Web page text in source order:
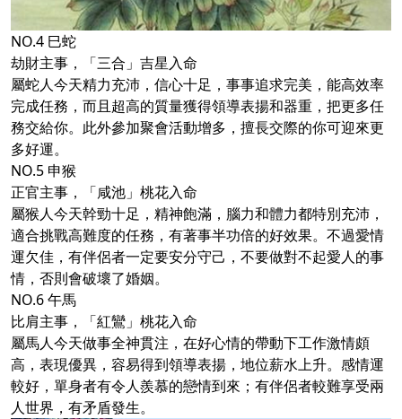
NO.4 巳蛇
劫財主事，「三合」吉星入命
屬蛇人今天精力充沛，信心十足，事事追求完美，能高效率
完成任務，而且超高的質量獲得領導表揚和器重，把更多任
務交給你。此外參加聚會活動增多，擅長交際的你可迎來更
多好運。
NO.5 申猴
正官主事，「咸池」桃花入命
屬猴人今天幹勁十足，精神飽滿，腦力和體力都特別充沛，
適合挑戰高難度的任務，有著事半功倍的好效果。不過愛情
運欠佳，有伴侶者一定要安分守己，不要做對不起愛人的事
情，否則會破壞了婚姻。
NO.6 午馬
比肩主事，「紅鸞」桃花入命
屬馬人今天做事全神貫注，在好心情的帶動下工作激情頗
高，表現優異，容易得到領導表揚，地位薪水上升。感情運
較好，單身者有令人羨慕的戀情到來；有伴侶者較難享受兩
人世界，有矛盾發生。